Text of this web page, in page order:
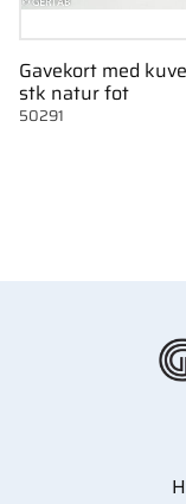
Gavekort med
stk natur fot
50291